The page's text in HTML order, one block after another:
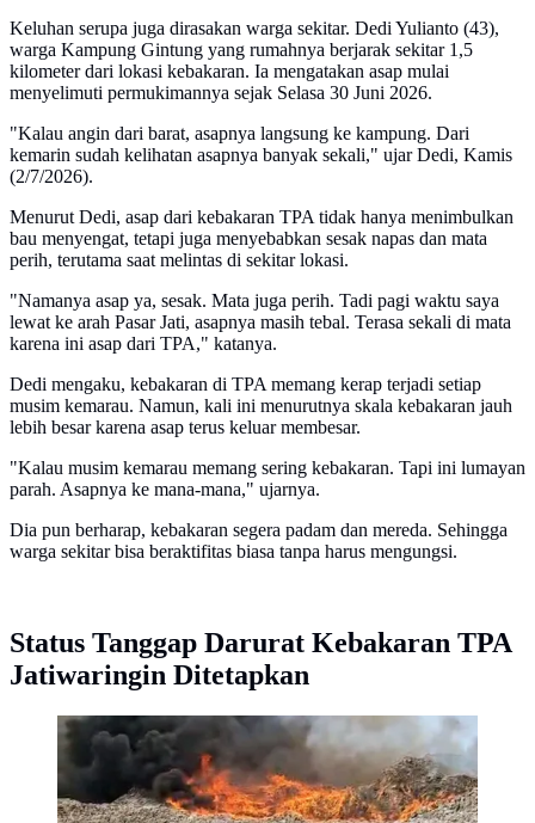
Keluhan serupa juga dirasakan warga sekitar. Dedi Yulianto (43),
warga Kampung Gintung yang rumahnya berjarak sekitar 1,5
kilometer dari lokasi kebakaran. Ia mengatakan asap mulai
menyelimuti permukimannya sejak Selasa 30 Juni 2026.
"Kalau angin dari barat, asapnya langsung ke kampung. Dari
kemarin sudah kelihatan asapnya banyak sekali," ujar Dedi, Kamis
(2/7/2026).
Menurut Dedi, asap dari kebakaran TPA tidak hanya menimbulkan
bau menyengat, tetapi juga menyebabkan sesak napas dan mata
perih, terutama saat melintas di sekitar lokasi.
"Namanya asap ya, sesak. Mata juga perih. Tadi pagi waktu saya
lewat ke arah Pasar Jati, asapnya masih tebal. Terasa sekali di mata
karena ini asap dari TPA," katanya.
Dedi mengaku, kebakaran di TPA memang kerap terjadi setiap
musim kemarau. Namun, kali ini menurutnya skala kebakaran jauh
lebih besar karena asap terus keluar membesar.
"Kalau musim kemarau memang sering kebakaran. Tapi ini lumayan
parah. Asapnya ke mana-mana," ujarnya.
Dia pun berharap, kebakaran segera padam dan mereda. Sehingga
warga sekitar bisa beraktifitas biasa tanpa harus mengungsi.
Status Tanggap Darurat Kebakaran TPA
Jatiwaringin Ditetapkan
Terbakar Hebat di TPA Jatiwaringin Tangerang,
Keluarkan Kepulan Asap Pekat